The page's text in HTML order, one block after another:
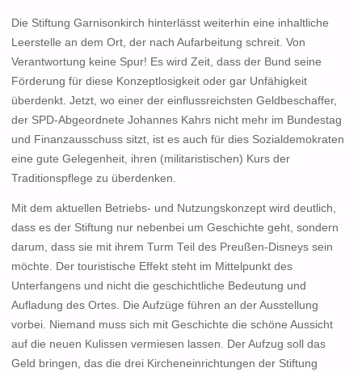
Die Stiftung Garnisonkirch hinterlässt weiterhin eine inhaltliche
Leerstelle an dem Ort, der nach Aufarbeitung schreit. Von
Verantwortung keine Spur! Es wird Zeit, dass der Bund seine
Förderung für diese Konzeptlosigkeit oder gar Unfähigkeit
überdenkt. Jetzt, wo einer der einflussreichsten Geldbeschaffer,
der SPD-Abgeordnete Johannes Kahrs nicht mehr im Bundestag
und Finanzausschuss sitzt, ist es auch für dies Sozialdemokraten
eine gute Gelegenheit, ihren (militaristischen) Kurs der
Traditionspflege zu überdenken.
Mit dem aktuellen Betriebs- und Nutzungskonzept wird deutlich,
dass es der Stiftung nur nebenbei um Geschichte geht, sondern
darum, dass sie mit ihrem Turm Teil des Preußen-Disneys sein
möchte. Der touristische Effekt steht im Mittelpunkt des
Unterfangens und nicht die geschichtliche Bedeutung und
Aufladung des Ortes. Die Aufzüge führen an der Ausstellung
vorbei. Niemand muss sich mit Geschichte die schöne Aussicht
auf die neuen Kulissen vermiesen lassen. Der Aufzug soll das
Geld bringen, das die drei Kircheneinrichtungen der Stiftung